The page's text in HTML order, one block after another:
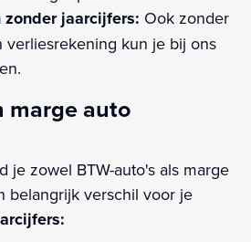
jaarcijfers: Ook zonder
verliesrekening kun je bij ons
marge auto
je zowel BTW-auto's als marge
belangrijk verschil voor je